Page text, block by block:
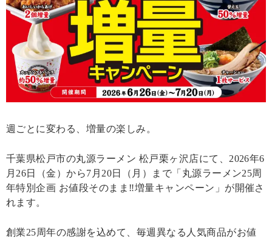
週ごとに変わる、増量の楽しみ。
千葉県松戸市の丸源ラーメン 松戸栗ヶ沢店にて、2026年6
月26日（金）から7月20日（月）まで「丸源ラーメン25周
年特別企画 お値段そのまま‼︎増量キャンペーン」が開催さ
れます。
創業25周年の感謝を込めて、毎週異なる人気商品がお値